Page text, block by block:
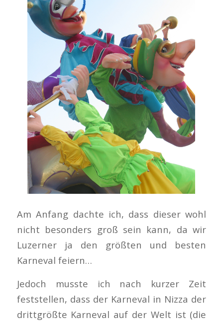
Am Anfang dachte ich, dass dieser wohl
nicht besonders groß sein kann, da wir
Luzerner ja den größten und besten
Karneval feiern…
Jedoch musste ich nach kurzer Zeit
feststellen, dass der Karneval in Nizza der
drittgrößte Karneval auf der Welt ist (die